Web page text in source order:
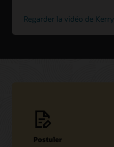
Regarder la vidéo de Kerry
Postuler